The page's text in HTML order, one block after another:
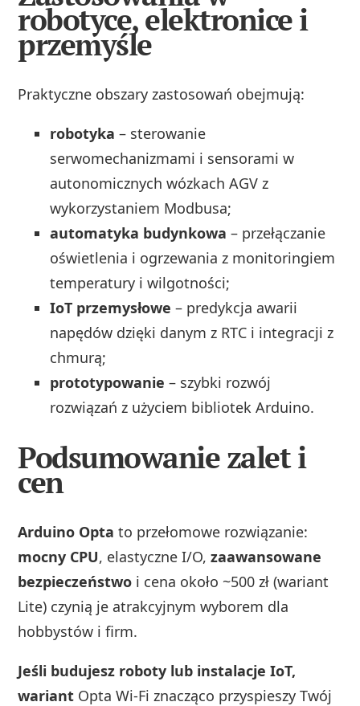
robotyce, elektronice i
przemyśle
Praktyczne obszary zastosowań obejmują:
robotyka – sterowanie
serwomechanizmami i sensorami w
autonomicznych wózkach AGV z
wykorzystaniem Modbusa;
automatyka budynkowa – przełączanie
oświetlenia i ogrzewania z monitoringiem
temperatury i wilgotności;
IoT przemysłowe – predykcja awarii
napędów dzięki danym z RTC i integracji z
chmurą;
prototypowanie – szybki rozwój
rozwiązań z użyciem bibliotek Arduino.
Podsumowanie zalet i
cen
Arduino Opta to przełomowe rozwiązanie:
mocny CPU, elastyczne I/O,zaawansowane
bezpieczeństwo i cena około ~500 zł (wariant
Lite) czynią je atrakcyjnym wyborem dla
hobbystów i firm.
Jeśli budujesz roboty lub instalacje IoT,
wariant Opta Wi‑Fi znacząco przyspieszy Twój